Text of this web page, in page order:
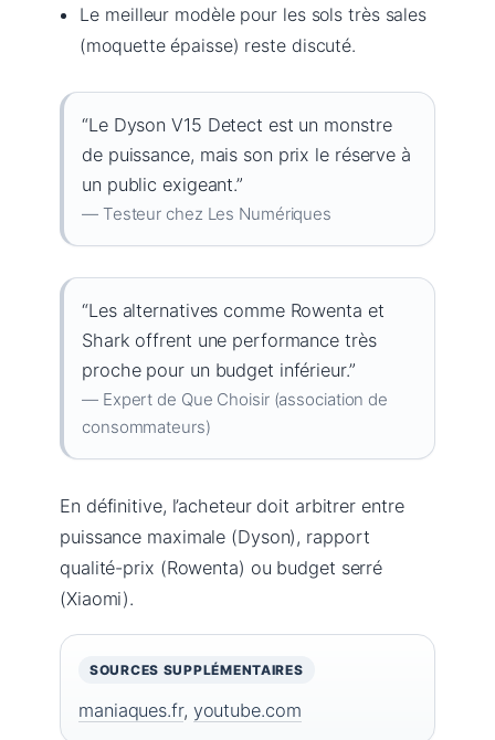
Le meilleur modèle pour les sols très sales
(moquette épaisse) reste discuté.
“Le Dyson V15 Detect est un monstre
de puissance, mais son prix le réserve à
un public exigeant.”
— Testeur chez Les Numériques
“Les alternatives comme Rowenta et
Shark offrent une performance très
proche pour un budget inférieur.”
— Expert de Que Choisir (association de
consommateurs)
En définitive, l’acheteur doit arbitrer entre
puissance maximale (Dyson), rapport
qualité-prix (Rowenta) ou budget serré
(Xiaomi).
SOURCES SUPPLÉMENTAIRES
maniaques.fr, youtube.com